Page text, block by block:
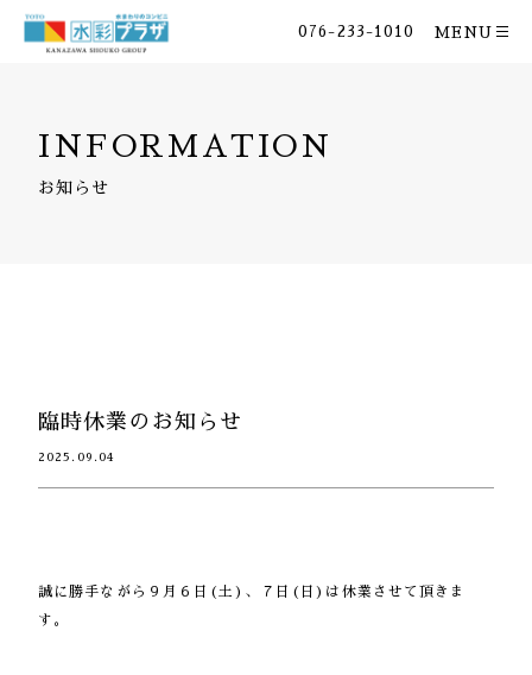
076-233-1010 MENU
INFORMATION
お知らせ
臨時休業のお知らせ
2025.09.04
誠に勝手ながら９月６日(土)、７日(日)は休業させて頂きま
す。